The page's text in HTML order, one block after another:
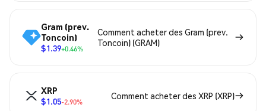
Gram (prev.
Toncoin)
$1.39+0.46%
Comment acheter des Gram (prev.
Toncoin) (GRAM)
XRP
$1.05-2.90%
Comment acheter des XRP (XRP)